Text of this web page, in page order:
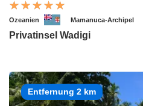
Ozeanien Mamanuca-Archipel
Privatinsel Wadigi
Entfernung 2 km